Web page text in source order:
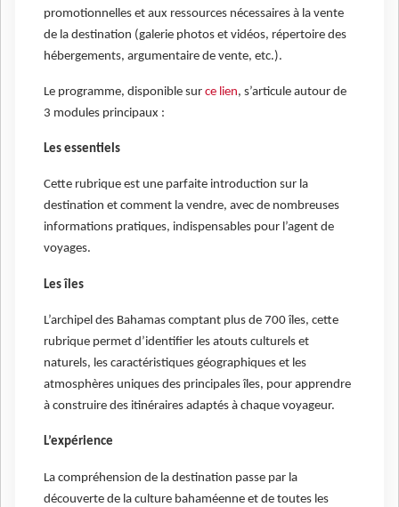
promotionnelles et aux ressources nécessaires à la vente
de la destination (galerie photos et vidéos, répertoire des
hébergements, argumentaire de vente, etc.).
Le programme, disponible sur ce lien, s’articule autour de
3 modules principaux :
Les essentiels
Cette rubrique est une parfaite introduction sur la
destination et comment la vendre, avec de nombreuses
informations pratiques, indispensables pour l’agent de
voyages.
Les îles
L’archipel des Bahamas comptant plus de 700 îles, cette
rubrique permet d’identifier les atouts culturels et
naturels, les caractéristiques géographiques et les
atmosphères uniques des principales îles, pour apprendre
à construire des itinéraires adaptés à chaque voyageur.
L’expérience
La compréhension de la destination passe par la
découverte de la culture bahaméenne et de toutes les